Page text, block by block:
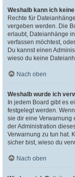
Weshalb kann ich
Rechte für
vergeben werden. Die
erlaubt, Dateianhänge
verfassen möchtest,
Du kannst einen
wieso du keine
Nach oben
Weshalb wurde ich
In jedem Board gibt es
festgelegt werden.
sie dir eine Verwarnung
der Administration
Verwarnung zu tun hat.
sicher bist, wieso du
Nach oben